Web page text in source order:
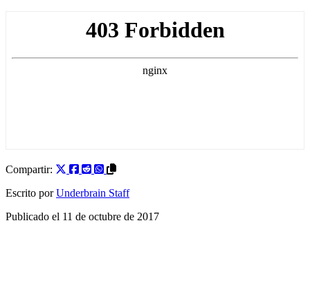
Compartir:
Escrito por Underbrain Staff
Publicado el 11 de octubre de 2017